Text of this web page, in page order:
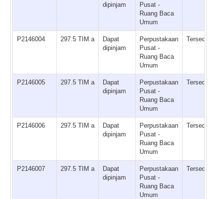
dipinjam
Pusat -
Ruang Baca
Umum
P2146004 297.5 TIM a
Dapat
dipinjam
Perpustakaan
Pusat -
Ruang Baca
Umum
Tersedia
P2146005 297.5 TIM a
Dapat
dipinjam
Perpustakaan
Pusat -
Ruang Baca
Umum
Tersedia
P2146006 297.5 TIM a
Dapat
dipinjam
Perpustakaan
Pusat -
Ruang Baca
Umum
Tersedia
P2146007 297.5 TIM a
Dapat
dipinjam
Perpustakaan
Pusat -
Ruang Baca
Umum
Tersedia